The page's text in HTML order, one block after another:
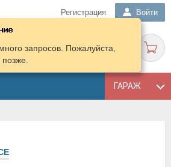
Регистрация Войти
ГАРАЖ
запросов. Пожалуйста,